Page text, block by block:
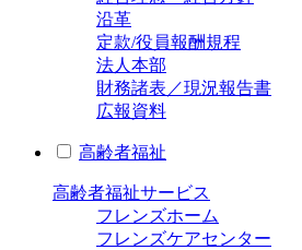
沿革
定款/役員報酬規程
法人本部
財務諸表／現況報告書
広報資料
高齢者福祉
高齢者福祉サービス
フレンズホーム
フレンズケアセンター